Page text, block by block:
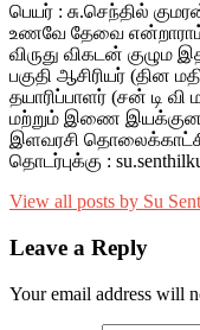
பெயர் : சு.செந்தில் குமரன் புனைப் பெயர் : ராஜ திருமகன் கல்வித் தகுதி : B.E. Mechanical பிரசுரமான முதல் படைப்பு : கவிதை -- பெங்களூரில் நடந்த 'பெரிய' மாநாட்டில் தேங்காய் எண்ணையில் சமைத்த
உணவே தேவை என்றாராம் ஜெயவர்த்தனே! நல்ல வேளை..... தமிழன் ரத்தம் கேட்கவில்லையே (ஜூனியர் விகடன் ) பத்திரிக்கைப் பணி : விகடன் மாணவ நிருபர் திட்டம் மிகச் சிறந்த நிருபர் (outstanding reporter)
விருது விகடன் குழும இதழ்களின் சிறப்பு நிருபர் (பல ஆண்டுகள்) விளம்பர முகவர் ---ஏற்றுமதி உலகம் இதழ் (ஒரு ஆண்டு) கட்டுரைப் பகுதி பொறுப்பாசிரியர் --மாலை முரசு குழும இதழ்கள் (பல ஆண்டு) சினிமா
பகுதி ஆசிரியர் (தின மதி நாளிதழ்) நிருபர் (குமுதம்) உதவி ஆசிரியர் (குமுதம் ரிப்போர்ட்டர்) பொறுப்பாசிரியர் (குமுதம் ஹெல்த்) சினிமா
தயாரிப்பாளர் (சன் டி வி மற்றும் சன் நியூஸ் தொலைக்காட்சி ) நிகழ்ச்சி ஆங்கர் (மக்கள் டிவி , டான் டிவி , டி டி என் தொலைக் காட்சி ) நடுவர் (ஜெயா டிவி டாக்குமெண்டரி விருது ) திரைப் படைப்பாளியாக : உதவி
மற்றும் இணை இயக்குனர் --ஆர்.வி. உதயகுமார் (பல படங்கள்) நடிகர் -- முழு நீள
இளவரசி தொலைக்காட்சித் தொடர்கள் பாடலாசிரியர் -- அஜந்தா (இளையராஜா), அடாவடி (தேவா), முத்துக் குமரனின் காதல்
View all posts by Su
Leave a Reply
Your email address will